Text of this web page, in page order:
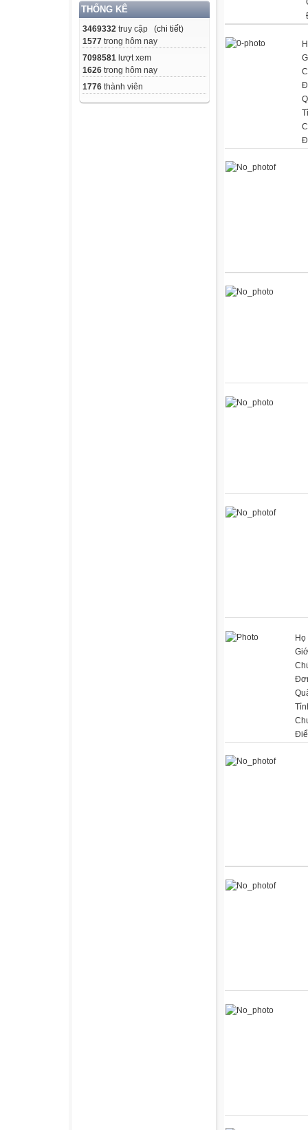
THỐNG KÊ
3469332 truy cập (chi tiết)
1577 trong hôm nay
7098581 lượt xem
1626 trong hôm nay
1776 thành viên
Họ